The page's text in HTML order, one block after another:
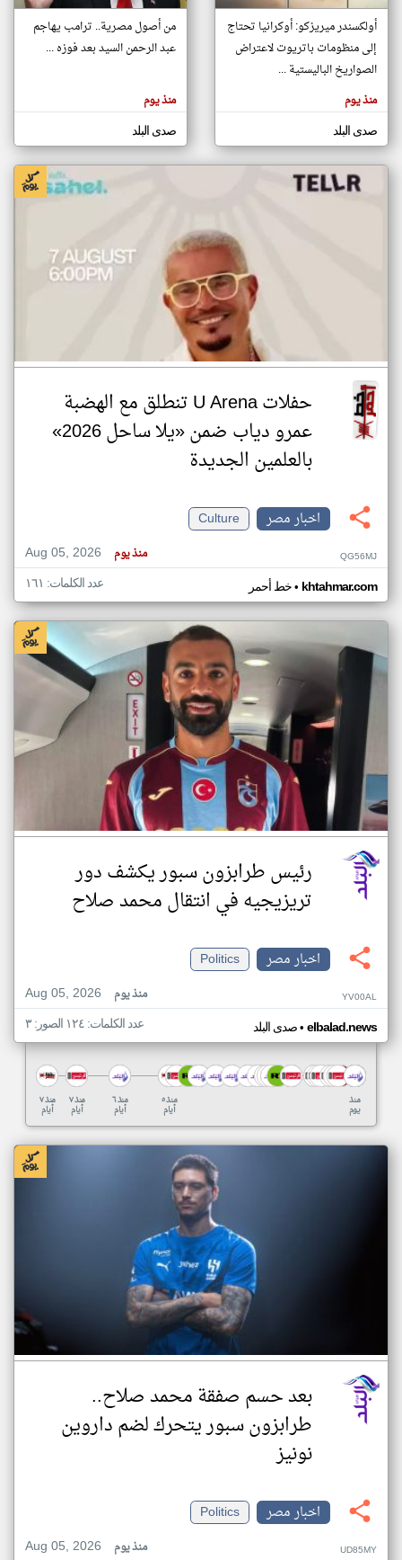
اخبار مصر على مدار الساعة
أهم اخبار مصر العاجلة والمباشرة
المقالات
الموجوده
هنا عن
كاتبيها.
أولكسندر ميريزكو: أوكرانيا تحتاج
إلى منظومات باتريوت لاعتراض
الصواريخ الباليستية ...
منذ يوم
صدى البلد
من أصول مصرية.. ترامب يهاجم
عبد الرحمن السيد بعد فوزه ...
منذ يوم
صدى البلد
حفلات U Arena تنطلق مع الهضبة
عمرو دياب ضمن «يلا ساحل 2026»
بالعلمين الجديدة
اخبار مصر
Culture
Aug 05, 2026
منذ يوم QG56MJ
خط أحمر• khtahmar.com عدد الكلمات: ١٦١
رئيس طرابزون سبور يكشف دور
تريزيجيه في انتقال محمد صلاح
اخبار مصر
Politics
Aug 05, 2026
منذ يوم YV00AL
صدى البلد• elbalad.news عدد الكلمات: ١٢٤ الصور: ٣
منذ ٧
أيام
منذ ٧
أيام
منذ ٦
أيام
منذ ٥
أيام
منذ
يوم
بعد حسم صفقة محمد صلاح..
طرابزون سبور يتحرك لضم داروين
نونيز
اخبار مصر
Politics
Aug 05, 2026
منذ يوم UD85MY